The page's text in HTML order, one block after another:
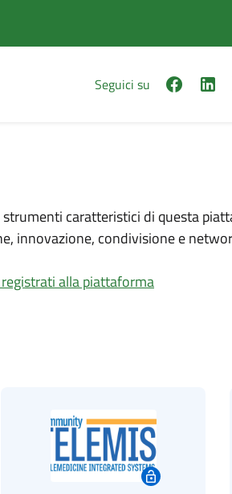
Seguici su
caratteristici di questa
innovazione, condivisione e
alla piattaforma